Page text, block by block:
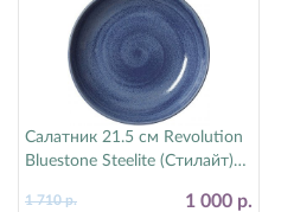
Салатник 21.5 см Revolution
Bluestone Steelite (Стилайт)
1 000 р.
1 710 р.